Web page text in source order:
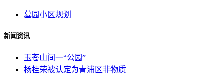
墓园小区规划
新闻资讯
玉苍山间一“公园”
杨桂荣被认定为青浦区非物质